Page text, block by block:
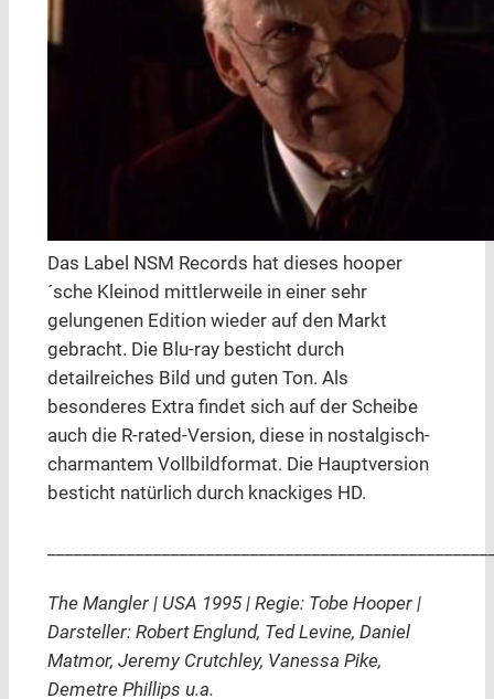
Das Label NSM Records hat dieses hooper
´sche Kleinod mittlerweile in einer sehr
gelungenen Edition wieder auf den Markt
gebracht. Die Blu-ray besticht durch
detailreiches Bild und guten Ton. Als
besonderes Extra findet sich auf der Scheibe
auch die R-rated-Version, diese in nostalgisch-
charmantem Vollbildformat. Die Hauptversion
besticht natürlich durch knackiges HD.
The Mangler | USA 1995 | Regie: Tobe Hooper |
Darsteller: Robert Englund, Ted Levine, Daniel
Matmor, Jeremy Crutchley, Vanessa Pike,
Demetre Phillips u.a.